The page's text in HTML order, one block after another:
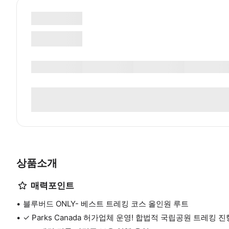
상품소개
매력포인트
블루버드 ONLY- 베스트 트레킹 코스 올인원 루트
✓ Parks Canada 허가업체 운영! 합법적 국립공원 트레킹 진